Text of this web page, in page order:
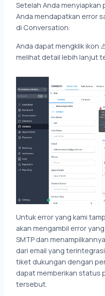
Setelah Anda menyiapkan
Anda mendapatkan error
di Conversation:
Anda dapat mengklik ikon
melihat detail lebih lanjut
Untuk error yang kami
akan mengambil error
SMTP dan
dari email yang
tiket dukungan dengan
dapat memberikan status
tersebut.